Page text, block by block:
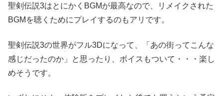
聖剣伝説3はとにかくBGMが最高なので、リメイクされた
BGMを聴くためにプレイするのもアリです。
聖剣伝説3の世界がフル3Dになって、「あの街ってこんな
感じだったのか」と思ったり、ボイスもついて・・・楽し
めそうです。